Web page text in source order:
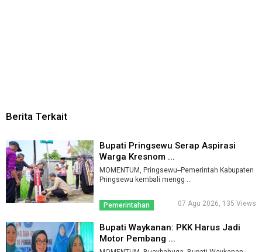
Berita Terkait
Bupati Pringsewu Serap Aspirasi
Warga Kresnom ...
MOMENTUM, Pringsewu--Pemerintah Kabupaten
Pringsewu kembali mengg ...
Pemerintahan 07 Agu 2026, 135 Views
Bupati Waykanan: PKK Harus Jadi
Motor Pembang ...